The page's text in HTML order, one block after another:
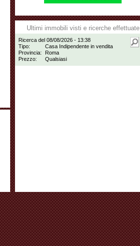
Ultimi immobili visti e ricerche effettuate
Ricerca del 08/08/2026 - 13:38
Tipo:
Casa Indipendente in vendita
Provincia:
Roma
Prezzo:
Qualsiasi